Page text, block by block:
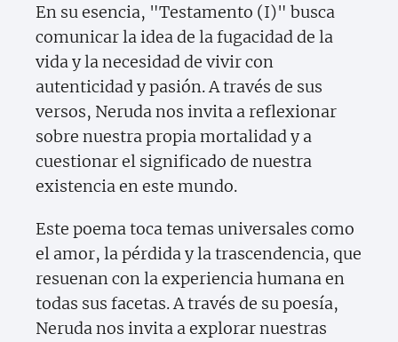
En su esencia, "Testamento (I)" busca
comunicar la idea de la fugacidad de la
vida y la necesidad de vivir con
autenticidad y pasión. A través de sus
versos, Neruda nos invita a reflexionar
sobre nuestra propia mortalidad y a
cuestionar el significado de nuestra
existencia en este mundo.
Este poema toca temas universales como
el amor, la pérdida y la trascendencia, que
resuenan con la experiencia humana en
todas sus facetas. A través de su poesía,
Neruda nos invita a explorar nuestras